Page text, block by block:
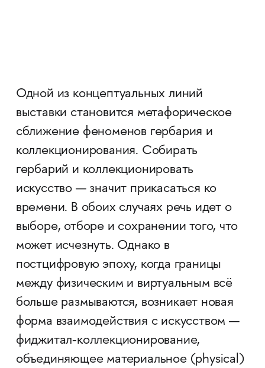
Одной из концептуальных линий
выставки становится метафорическое
сближение феноменов гербария и
коллекционирования. Собирать
гербарий и коллекционировать
искусство — значит прикасаться ко
времени. В обоих случаях речь идет о
выборе, отборе и сохранении того, что
может исчезнуть. Однако в
постцифровую эпоху, когда границы
между физическим и виртуальным всё
больше размываются, возникает новая
форма взаимодействия с искусством —
фиджитал-коллекционирование,
объединяющее материальное (physical)